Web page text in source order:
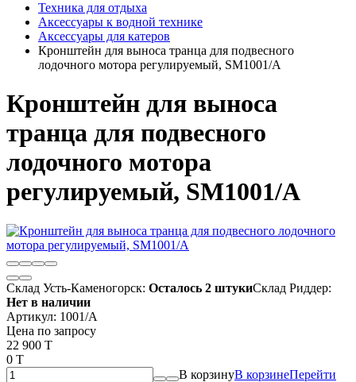
Техника для отдыха
Аксессуары к водной технике
Аксессуары для катеров
Кронштейн для выноса транца для подвесного
лодочного мотора регулируемый, SM1001/A
Кронштейн для выноса
транца для подвесного
лодочного мотора
регулируемый, SM1001/A
Склад Усть-Каменогорск: Осталось 2 штукиСклад Риддер:
Нет в наличии
Артикул: 1001/A
Цена по запросу
22 900 T
0 T
В корзинуВ корзинеПерейти